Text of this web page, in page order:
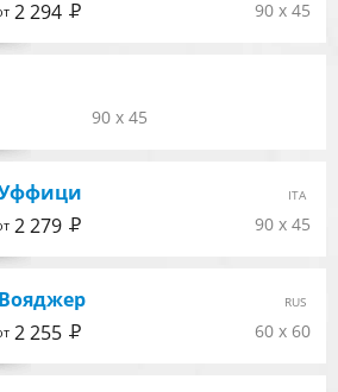
90 x 45
2 294 Р
90 x 45
90 x 45
ITA
2 279 Р
Вояджер
60 x 60
RUS
2 255 Р